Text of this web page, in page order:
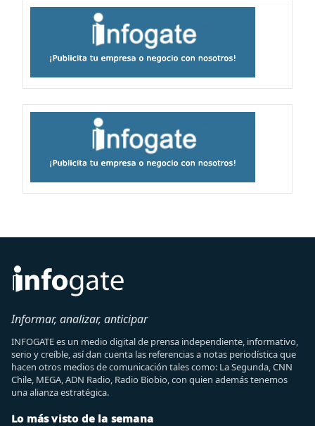
Informar, analizar, anticipar
INFOGATE es un medio digital de prensa independiente, informativo,
serio y creíble, así dan cuenta las referencias a notas periodística que
hacen otros medios de comunicación tales como: La Segunda, CNN
Chile, MEGA, ADN Radio, Radio Biobio, con quien además tenemos
una alianza estratégica.
Lo más visto de la semana